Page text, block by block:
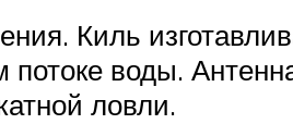
Киль
воды.
ловли.